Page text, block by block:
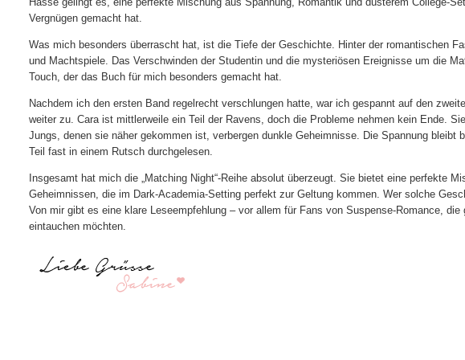
Vergnügen gemacht hat.
Was mich besonders überrascht hat, ist die Tiefe der Geschichte. Hinter der romantischen
und Machtspiele. Das Verschwinden der Studentin und die mysteriösen Ereignisse um die
Touch, der das Buch für mich besonders gemacht hat.
Nachdem ich den ersten Band regelrecht verschlungen hatte, war ich gespannt auf den
weiter zu. Cara ist mittlerweile ein Teil der Ravens, doch die Probleme nehmen kein Ende.
Jungs, denen sie näher gekommen ist, verbergen dunkle Geheimnisse. Die Spannung
Teil fast in einem Rutsch durchgelesen.
Insgesamt hat mich die „Matching Night“-Reihe absolut überzeugt. Sie bietet eine perfekte
Geheimnissen, die im Dark-Academia-Setting perfekt zur Geltung kommen. Wer solche
Von mir gibt es eine klare Leseempfehlung – vor allem für Fans von Suspense-Romance,
eintauchen möchten.